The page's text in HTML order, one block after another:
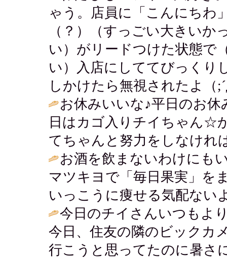
ゃう。店員に「こんにちわ
（？）（すっごい大きい
い）がリードつけた状態で
い）入店にしててびっくり
しかけたら無視されたよ（
お休みいいな♪平日のお
日はカゴ入りチイちゃん☆
てちゃんと努力をしなけれ
お酒を飲まないわけにも
マツキヨで「毎日果実」を
いっこうに痩せる気配ない
今日のチイさんいつもよ
今日、住友の隣のビックカ
行こうと思ってたのに暑さ